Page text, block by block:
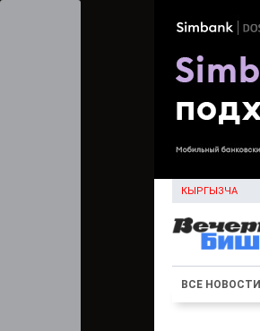
КЫРГЫЗЧА
ВСЕ НОВОСТИ